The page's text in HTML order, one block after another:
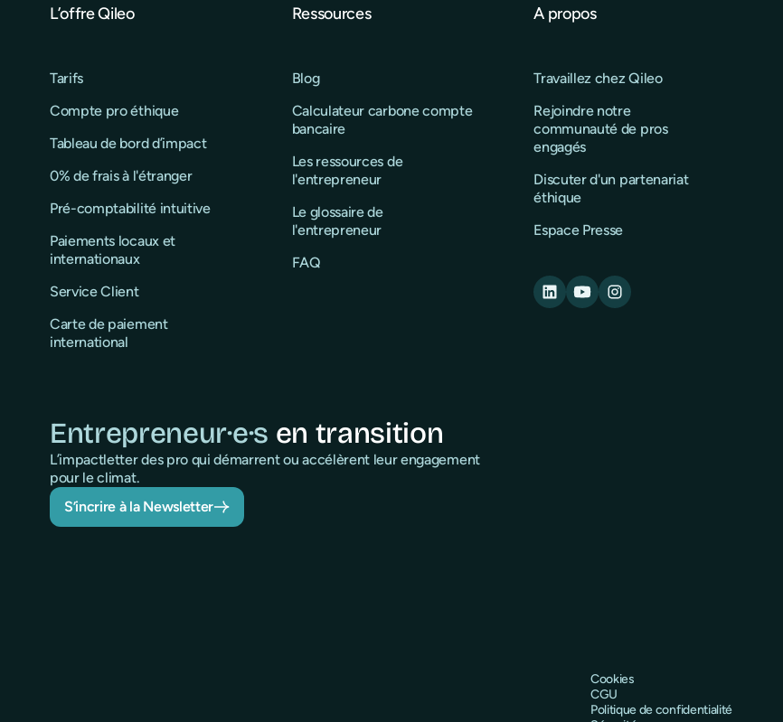
L’offre Qileo
Tarifs
Compte pro éthique
Tableau de bord d’impact
0% de frais à l'étranger
Pré-comptabilité intuitive
Paiements locaux et
internationaux
Service Client
Carte de paiement
international
Ressources
Blog
Calculateur carbone compte
bancaire
Les ressources de
l'entrepreneur
Le glossaire de
l'entrepreneur
FAQ
A propos
Travaillez chez Qileo
Rejoindre notre
communauté de pros
engagés
Discuter d'un partenariat
éthique
Espace Presse
Entrepreneur·e·s en transition
L’impactletter des pro qui démarrent ou accélèrent leur engagement
pour le climat.
S’incrire à la Newsletter
Cookies
CGU
Politique de confidentialité